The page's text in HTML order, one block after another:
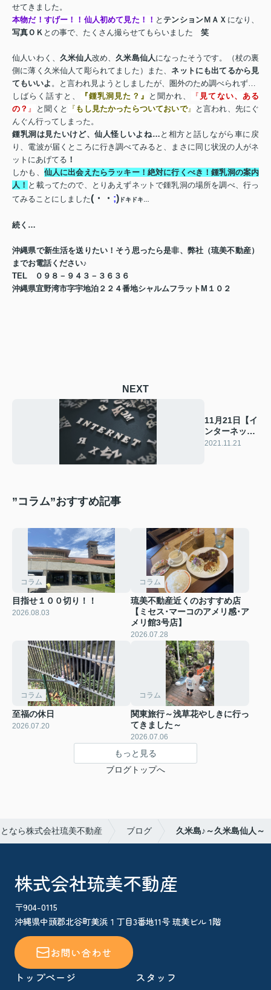
せてきました。
本物だ！すげー！！仙人初めて見た！！ と テンションＭＡＸ になり、
写真ＯＫ との事で、たくさん撮らせてもらいました 笑
仙人いわく、 久米仙人改め、久米島仙人になったそうです。（杖の裏
側に薄く久米仙人て彫られてました）また、ネットにも出てるから見
てもいいよ 。と言われ見ようとしましたが、圏外のため調べられず…
しばらく話すと、
『鍾乳洞見た？』 と聞かれ、 『 見てない、ある
の？ 』 と聞くと 『 もし見たかったらついておいで』
と言われ、先にぐ
んぐん行ってしまった。
鍾乳洞は見たいけど、仙人怪しいよね… と相方と話しながら車に戻
り、電波が届くところに行き調べてみると、まさに同じ状況の人がネ
ットにあげてる ！
しかも、 仙人に出会えたらラッキー！絶対に行くべき！鍾乳洞の案内
人！ と載ってたので、とりあえずネットで鍾乳洞の場所を調べ、行っ
てみることにしました( ・・ ;) ドキドキ…
続く…
沖縄県で新生活を送りたい！そう思ったら是非、弊社（琉美不動産）
までお電話ください♪
TEL ０９８－９４３－３６３６
沖縄県宜野湾市字宇地泊２２４番地シャルムフラット M １０２
NEXT
11月21日【イ
ンターネット
記念日】
2021.11.21
”コラム”おすすめ記事
コラム
目指せ１００切り！！
2026.08.03
コラム
琉美不動産近くのおすすめ店
【ミセス･マーコのアメリ感･ア
メリ館3号店】
2026.07.28
コラム
至福の休日
2026.07.20
コラム
関東旅行～浅草花やしきに行っ
てきました～
2026.07.06
もっと見る
ブログトップへ
なら株式会社琉美不動産 ブログ 久米島♪～久米島仙人～
株式会社琉美不動産
〒904-0115
沖縄県中頭郡北谷町美浜１丁目3番地11号 琉美ビル 1階
お問い合わせ
トップページ
スタッフ